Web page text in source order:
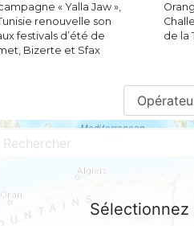
« Yalla Jaw »,
renouvelle son
festivals d’été de
Bizerte et Sfax
de la